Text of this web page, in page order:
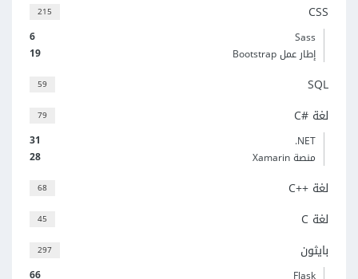
215 CSS
6
Sass
19
إطار عمل Bootstrap
59 SQL
79 لغة C#‎
31
‎.NET
28
منصة Xamarin
68 لغة C++‎
45 لغة C
297 بايثون
66